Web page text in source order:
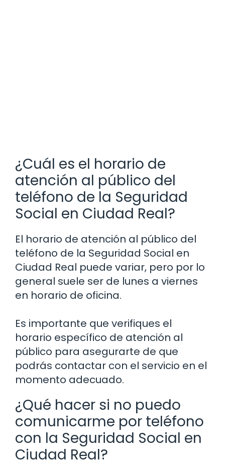
¿Cuál es el horario de
atención al público del
teléfono de la Seguridad
Social en Ciudad Real?
El horario de atención al público del
teléfono de la Seguridad Social en
Ciudad Real puede variar, pero por lo
general suele ser de lunes a viernes
en horario de oficina.
Es importante que verifiques el
horario específico de atención al
público para asegurarte de que
podrás contactar con el servicio en el
momento adecuado.
¿Qué hacer si no puedo
comunicarme por teléfono
con la Seguridad Social en
Ciudad Real?